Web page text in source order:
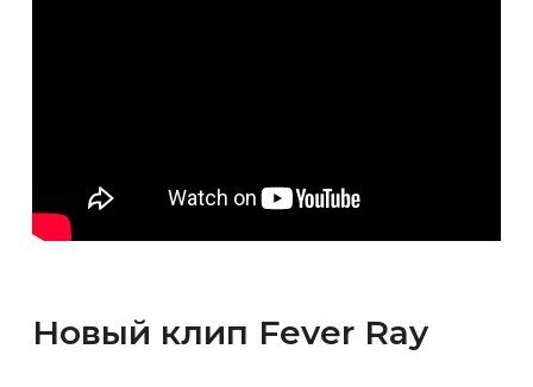
Новый клип Fever Ray